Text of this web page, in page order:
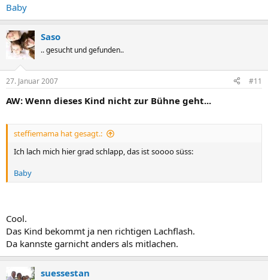
Baby
Saso
.. gesucht und gefunden..
27. Januar 2007 #11
AW: Wenn dieses Kind nicht zur Bühne geht...
steffiemama hat gesagt.:
Ich lach mich hier grad schlapp, das ist soooo süss:
Baby
Cool.
Das Kind bekommt ja nen richtigen Lachflash.
Da kannste garnicht anders als mitlachen.
suessestan